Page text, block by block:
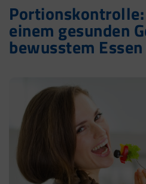
einem gesunden
bewusstem Essen